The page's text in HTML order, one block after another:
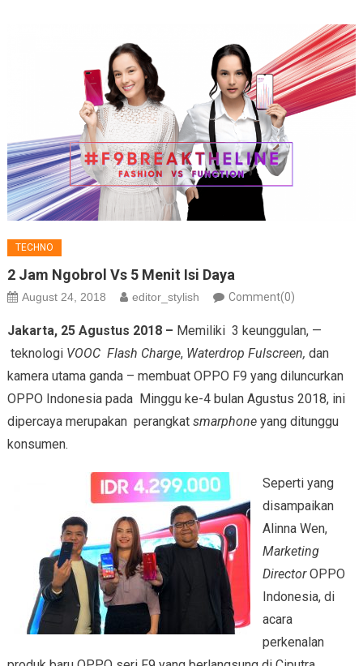
TECHNO
2 Jam Ngobrol Vs 5 Menit Isi Daya
August 24, 2018 editor_stylish Comment(0)
Jakarta, 25 Agustus 2018 – Memiliki 3 keunggulan, —
teknologi VOOC Flash Charge, Waterdrop Fulscreen, dan
kamera utama ganda – membuat OPPO F9 yang diluncurkan
OPPO Indonesia pada Minggu ke-4 bulan Agustus 2018, ini
dipercaya merupakan perangkat smarphone yang ditunggu
konsumen.
Seperti yang
disampaikan
Alinna Wen,
Marketing
DirectorOPPO
Indonesia, di
acara
perkenalan